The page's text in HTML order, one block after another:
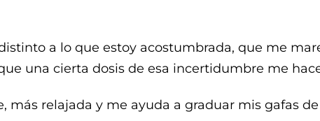
a lo que estoy acostumbrada, que me
una cierta dosis de esa incertidumbre me
más relajada y me ayuda a graduar mis gafas